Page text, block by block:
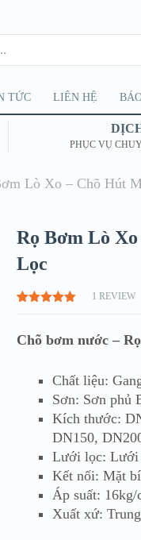
TỨC LIÊN HỆ
PHỤC VỤ
Lò Xo – Chõ Hút
Rọ Bơm Lò
Lọc
TRÊN
ĐÁNH GIÁ
1 REVIEW
Chõ bơm nước –
Chất liệu:
Sơn: Sơn phủ
Kích thước:
DN150,
Lưới lọc: Lưới
Kết nối: Mặt
Áp suất: 16kg/
Xuất xứ: